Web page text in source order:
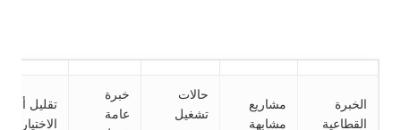
الخبرة
القطاعية
مشاريع
مشابهة
حالات
تشغيل
خبرة
عامة
تقليل
الاختيار